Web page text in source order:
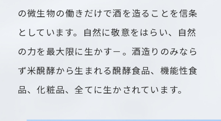
の微生物の働きだけで酒を造ることを信条
としています。自然に敬意をはらい、自然
の力を最大限に生かす－。酒造りのみなら
ず米醗酵から生まれる醗酵食品、機能性食
品、化粧品、全てに生かされています。